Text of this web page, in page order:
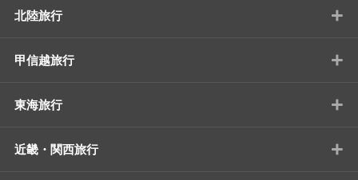
北陸旅行 +
甲信越旅行 +
東海旅行 +
近畿・関西旅行 +